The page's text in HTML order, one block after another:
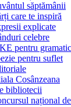
săptămânii
care te inspiră
explicate
celebre
pentru
pentru suflet
Cosânzeana
bibliotecii
național